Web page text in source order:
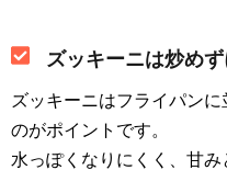
ズッキーニは炒め
ズッキーニはフライパン
のがポイントです。
水っぽくなりにくく、甘み